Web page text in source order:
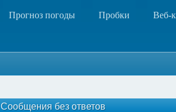
Прогноз погоды Пробки Веб-
Сообщения без ответов